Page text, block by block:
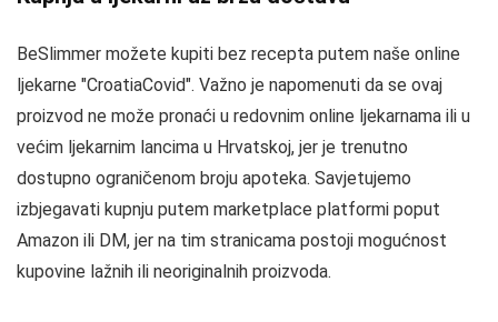
BeSlimmer možete kupiti bez recepta putem naše online
ljekarne "CroatiaCovid". Važno je napomenuti da se ovaj
proizvod ne može pronaći u redovnim online ljekarnama ili u
većim ljekarnim lancima u Hrvatskoj, jer je trenutno
dostupno ograničenom broju apoteka. Savjetujemo
izbjegavati kupnju putem marketplace platformi poput
Amazon ili DM, jer na tim stranicama postoji mogućnost
kupovine lažnih ili neoriginalnih proizvoda.